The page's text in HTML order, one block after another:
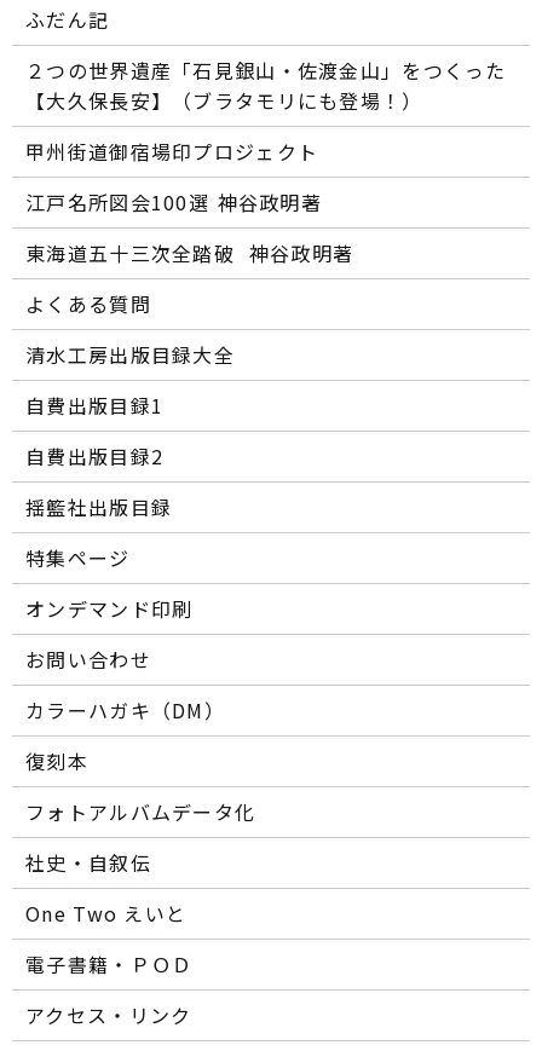
ふだん記
２つの世界遺産「石見銀山・佐渡金山」をつくった
【大久保長安】（ブラタモリにも登場！）
甲州街道御宿場印プロジェクト
江戸名所図会100選―― 神谷政明著
東海道五十三次全踏破 ―― 神谷政明著
よくある質問
清水工房出版目録大全
自費出版目録1
自費出版目録2
揺籃社出版目録
特集ページ
オンデマンド印刷
お問い合わせ
カラーハガキ（DM）
復刻本
フォトアルバムデータ化
社史・自叙伝
One Two えいと
電子書籍・ＰＯＤ
アクセス・リンク